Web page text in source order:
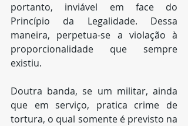
portanto, inviável em face do
Princípio da Legalidade. Dessa
maneira, perpetua-se a violação à
proporcionalidade que sempre
existiu.
Doutra banda, se um militar, ainda
que em serviço, pratica crime de
tortura, o qual somente é previsto na